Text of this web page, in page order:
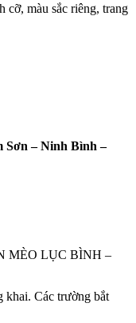
cỡ, màu sắc riêng, trang
Sơn – Ninh Bình –
MÈO LỤC BÌNH –
khai. Các trường bắt